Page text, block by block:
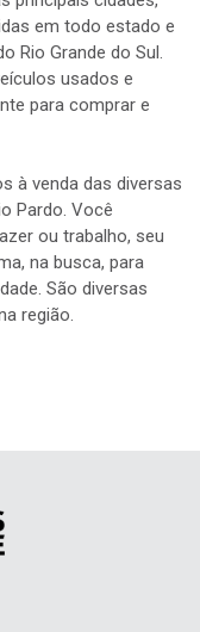
em todo estado e
Rio Grande do Sul.
usados e
para comprar e
à venda das diversas
Pardo. Você
ou trabalho, seu
na busca, para
São diversas
região.